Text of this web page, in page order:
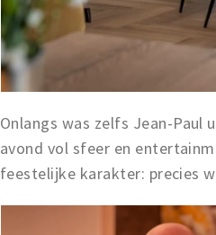
Onlangs was zelfs Jean-
avond vol sfeer en
feestelijke karakter: precies